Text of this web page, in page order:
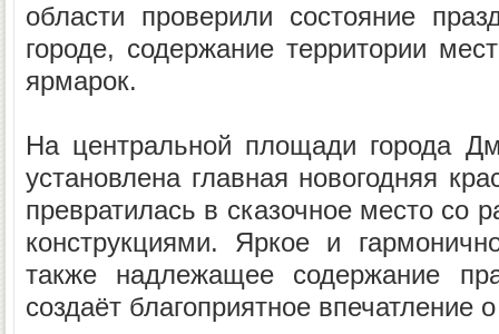
области проверили состояние
городе, содержание территории
ярмарок.
На центральной площади города
установлена главная новогодняя
превратилась в сказочное место со
конструкциями. Яркое и
также надлежащее содержание
создаёт благоприятное впечатление